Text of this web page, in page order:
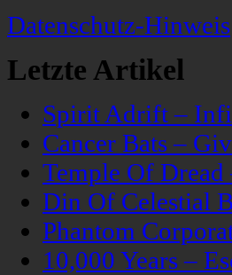
Datenschutz-Hinweis
Letzte Artikel
Spirit Adrift –
Cancer Bats –
Temple Of
Din Of Celestial
Phantom
10,000 Years –